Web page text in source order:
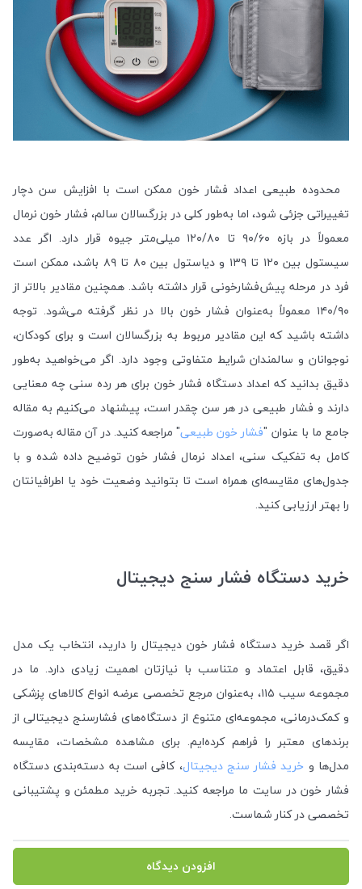
محدوده طبیعی اعداد فشار خون ممکن است با افزایش سن دچار
تغییراتی جزئی شود، اما به‌طور کلی در بزرگسالان سالم، فشار خون نرمال
معمولاً در بازه ۹۰/۶۰ تا ۱۲۰/۸۰ میلی‌متر جیوه قرار دارد. اگر عدد
سیستول بین ۱۲۰ تا ۱۳۹ و دیاستول بین ۸۰ تا ۸۹ باشد، ممکن است
فرد در مرحله پیش‌فشارخونی قرار داشته باشد. همچنین مقادیر بالاتر از
۱۴۰/۹۰ معمولاً به‌عنوان فشار خون بالا در نظر گرفته می‌شود. توجه
داشته باشید که این مقادیر مربوط به بزرگسالان است و برای کودکان،
نوجوانان و سالمندان شرایط متفاوتی وجود دارد. اگر می‌خواهید به‌طور
دقیق بدانید که اعداد دستگاه فشار خون برای هر رده سنی چه معنایی
دارند و فشار طبیعی در هر سن چقدر است، پیشنهاد می‌کنیم به مقاله
جامع ما با عنوان "فشار خون طبیعی" مراجعه کنید. در آن مقاله به‌صورت
کامل به تفکیک سنی، اعداد نرمال فشار خون توضیح داده شده و با
جدول‌های مقایسه‌ای همراه است تا بتوانید وضعیت خود یا اطرافیانتان
را بهتر ارزیابی کنید.
خرید دستگاه فشار سنج دیجیتال
اگر قصد خرید دستگاه فشار خون دیجیتال را دارید، انتخاب یک مدل
دقیق، قابل اعتماد و متناسب با نیازتان اهمیت زیادی دارد. ما در
مجموعه سیب ۱۱۵، به‌عنوان مرجع تخصصی عرضه انواع کالاهای پزشکی
و کمک‌درمانی، مجموعه‌ای متنوع از دستگاه‌های فشارسنج دیجیتالی از
برندهای معتبر را فراهم کرده‌ایم. برای مشاهده مشخصات، مقایسه
مدل‌ها و خرید فشار سنج دیجیتال، کافی است به دسته‌بندی دستگاه
فشار خون در سایت ما مراجعه کنید. تجربه خرید مطمئن و پشتیبانی
تخصصی در کنار شماست.
افزودن دیدگاه